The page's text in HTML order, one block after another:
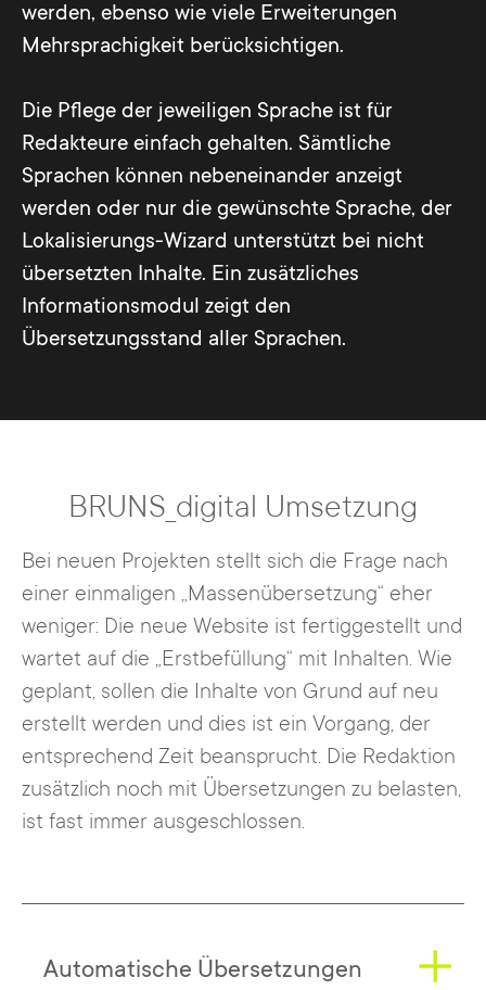
Für die strukturierte Erfassung der zu
eine Erweiterung wie dem kostenfreien
Localization Manager „l10nmgr“ an. So
kann gewährleistet werden, dass alle
Bestandteile der Website berücksichtigt
werden.
Egal ob anschließend die Übersetzung
inhouse erledigt oder eine professionelle
Grundlage für eine erfolgreiche
zwei Sprachen angeboten werden sollen.
werden, ebenso wie viele Erweiterungen
Mehrsprachigkeit berücksichtigen.
Die Pflege der jeweiligen Sprache ist für
Redakteure einfach gehalten. Sämtliche
Sprachen können nebeneinander anzeigt
werden oder nur die gewünschte Sprache, der
Lokalisierungs-Wizard unterstützt bei nicht
übersetzten Inhalte. Ein zusätzliches
Informationsmodul zeigt den
Übersetzungsstand aller Sprachen.
BRUNS_digital Umsetzung
Bei neuen Projekten stellt sich die Frage nach
einer einmaligen „Massenübersetzung“ eher
weniger: Die neue Website ist fertiggestellt und
wartet auf die „Erstbefüllung“ mit Inhalten. Wie
geplant, sollen die Inhalte von Grund auf neu
erstellt werden und dies ist ein Vorgang, der
entsprechend Zeit beansprucht. Die Redaktion
zusätzlich noch mit Übersetzungen zu belasten,
ist fast immer ausgeschlossen.
Automatische Übersetzungen